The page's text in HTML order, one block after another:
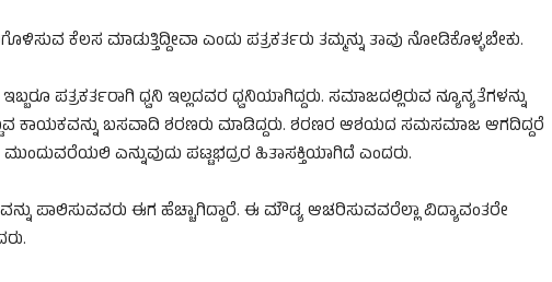
ಕೆಲಸ ಮಾಡುತ್ತಿದ್ದೀವಾ ಎಂದು ಪತ್ರಕರ್ತರು ತಮ್ಮನ್ನು ತಾವು ನೋಡಿಕೊಳ್ಳಬೇಕು.
ಪತ್ರಕರ್ತರಾಗಿ ಧ್ವನಿ ಇಲ್ಲದವರ ಧ್ವನಿಯಾಗಿದ್ದರು. ಸಮಾಜದಲ್ಲಿರುವ ನ್ಯೂನ್ಯತೆಗಳನ್ನು
ಕಾಯಕವನ್ನು ಬಸವಾದಿ ಶರಣರು ಮಾಡಿದ್ದರು. ಶರಣರ ಆಶಯದ ಸಮಸಮಾಜ ಆಗದಿದ್ದರೆ
ಎನ್ನುವುದು ಪಟ್ಟಭದ್ರರ ಹಿತಾಸಕ್ತಿಯಾಗಿದೆ ಎಂದರು.
ಪಾಲಿಸುವವರು ಈಗ ಹೆಚ್ಚಾಗಿದ್ದಾರೆ. ಈ ಮೌಡ್ಯ ಆಚರಿಸುವವರೆಲ್ಲಾ ವಿದ್ಯಾವಂತರೇ